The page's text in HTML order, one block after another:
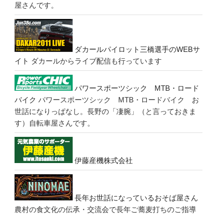
屋さんです。
ダカールパイロット三橋選手のWEBサ
イト ダカールからライブ配信も行っています
パワースポーツシック MTB・ロード
バイク パワースポーツシック MTB・ロードバイク お
世話になりっぱなし。長野の「凄腕」（と言っておきま
す）自転車屋さんです。
伊藤産機株式会社
長年お世話になっているおそば屋さん
農村の食文化の伝承・交流会で長年ご蕎麦打ちのご指導